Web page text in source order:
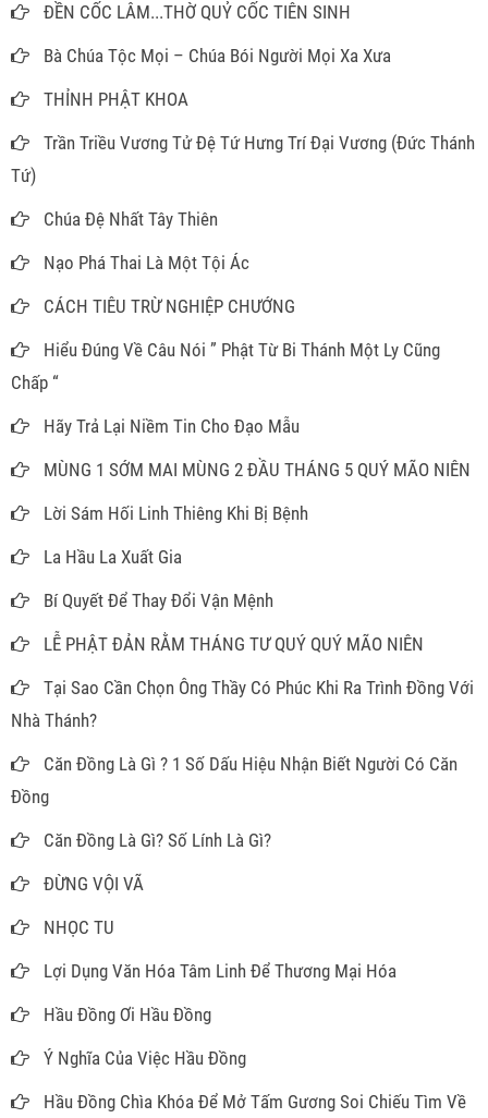
ĐỀN CỐC LÂM...THỜ QUỶ CỐC TIÊN SINH
Bà Chúa Tộc Mọi – Chúa Bói Người Mọi Xa Xưa
THỈNH PHẬT KHOA
Trần Triều Vương Tử Đệ Tứ Hưng Trí Đại Vương (Đức Thánh
Tứ)
Chúa Đệ Nhất Tây Thiên
Nạo Phá Thai Là Một Tội Ác
CÁCH TIÊU TRỪ NGHIỆP CHƯỚNG
Hiểu Đúng Về Câu Nói ” Phật Từ Bi Thánh Một Ly Cũng
Chấp “
Hãy Trả Lại Niềm Tin Cho Đạo Mẫu
MÙNG 1 SỚM MAI MÙNG 2 ĐẦU THÁNG 5 QUÝ MÃO NIÊN
Lời Sám Hối Linh Thiêng Khi Bị Bệnh
La Hầu La Xuất Gia
Bí Quyết Để Thay Đổi Vận Mệnh
LỄ PHẬT ĐẢN RẰM THÁNG TƯ QUÝ QUÝ MÃO NIÊN
Tại Sao Cần Chọn Ông Thầy Có Phúc Khi Ra Trình Đồng Với
Nhà Thánh?
Căn Đồng Là Gì ? 1 Số Dấu Hiệu Nhận Biết Người Có Căn
Đồng
Căn Đồng Là Gì? Số Lính Là Gì?
ĐỪNG VỘI VÃ
NHỌC TU
Lợi Dụng Văn Hóa Tâm Linh Để Thương Mại Hóa
Hầu Đồng Ơi Hầu Đồng
Ý Nghĩa Của Việc Hầu Đồng
Hầu Đồng Chìa Khóa Để Mở Tấm Gương Soi Chiếu Tìm Về